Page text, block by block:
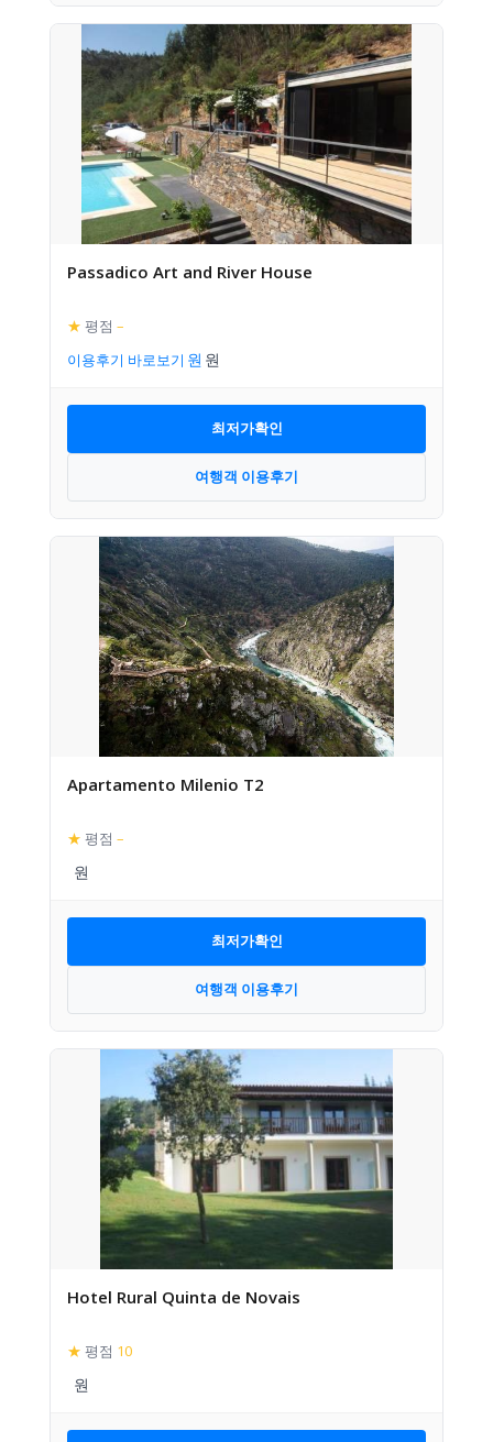
Passadico Art and River House
★ 평점 –
이용후기 바로보기
최저가확인
여행객 이용후기
Apartamento Milenio T2
★ 평점 –
최저가확인
여행객 이용후기
Hotel Rural Quinta de Novais
★ 평점 10